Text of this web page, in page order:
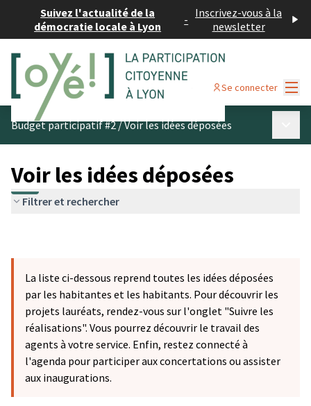
Suivez l'actualité de la
démocratie locale à Lyon
- Inscrivez-vous à la
newsletter
Se connecter
Budget participatif #2/Voir les idées déposées
Voir les idées déposées
Filtrer et rechercher
La liste ci-dessous reprend toutes les idées déposées
par les habitantes et les habitants. Pour découvrir les
projets lauréats, rendez-vous sur l'onglet "Suivre les
réalisations". Vous pourrez découvrir le travail des
agents à votre service. Enfin, restez connecté à
l'agenda pour participer aux concertations ou assister
aux inaugurations.